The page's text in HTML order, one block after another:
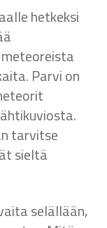
hetkeksi
Parvi on
tarvitse
sieltä
selällään,